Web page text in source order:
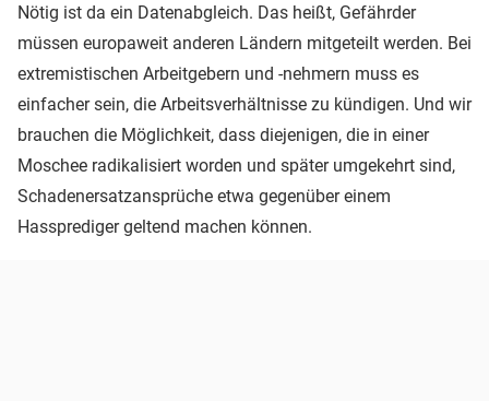
Nötig ist da ein Datenabgleich. Das heißt, Gefährder
müssen europaweit anderen Ländern mitgeteilt werden. Bei
extremistischen Arbeitgebern und -nehmern muss es
einfacher sein, die Arbeitsverhältnisse zu kündigen. Und wir
brauchen die Möglichkeit, dass diejenigen, die in einer
Moschee radikalisiert worden und später umgekehrt sind,
Schadenersatzansprüche etwa gegenüber einem
Hassprediger geltend machen können.